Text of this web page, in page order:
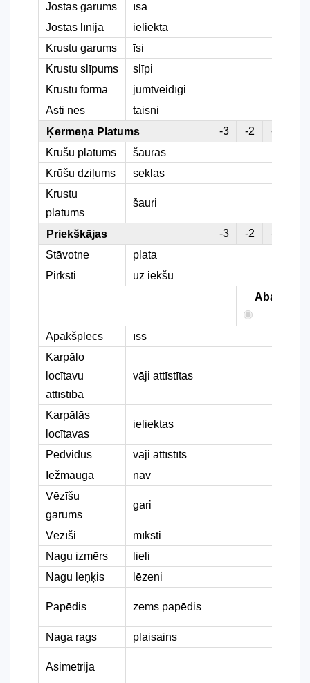
Jostas garums
īsa
Jostas līnija
ieliekta
Krustu garums
īsi
Krustu slīpums
slīpi
Krustu forma
jumtveidīgi
Asti nes
taisni
Ķermeņa Platums
-3 -2 -1
Krūšu platums
šauras
Krūšu dziļums
seklas
Krustu
platums
šauri
Priekškājas -3 -2 -1
Stāvotne
plata
Pirksti
uz iekšu
Abas
Apakšplecs
īss
Karpālo
locītavu
attīstība
vāji attīstītas
Karpālās
locītavas
ieliektas
Pēdvidus
vāji attīstīts
Iežmauga
nav
Vēzīšu
garums
gari
Vēzīši
mīksti
Nagu izmērs
lieli
Nagu leņķis
lēzeni
Papēdis zems papēdis
Naga rags plaisains
Asimetrija